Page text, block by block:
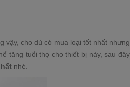
vậy, cho dù có mua loại tốt nhất nhưng
tăng tuổi thọ cho thiết bị này, sau đây
nhé.